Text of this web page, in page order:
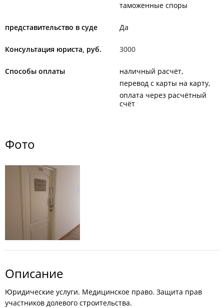
таможенные споры
представительство в суде Да
Консультация юриста, руб. 3000
Способы оплаты
наличный расчёт
перевод с карты на карту
оплата через расчётный
счёт
Фото
Описание
Юридические услуги. Медицинское право. Защита прав
участников долевого строительства.